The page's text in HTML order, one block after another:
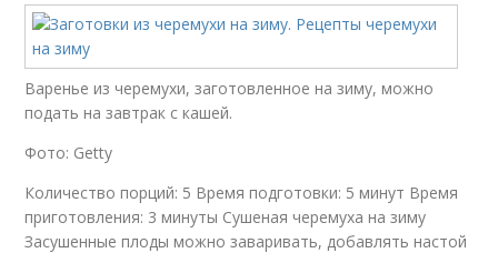
Варенье из черемухи, заготовленное на зиму, можно
подать на завтрак с кашей.
Фото: Getty
Количество порций: 5 Время подготовки: 5 минут Время
приготовления: 3 минуты Сушеная черемуха на зиму
Засушенные плоды можно заваривать, добавлять настой